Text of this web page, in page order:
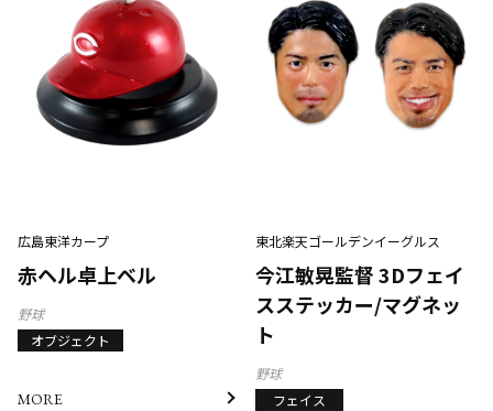
広島東洋カープ
赤ヘル卓上ベル
野球
オブジェクト
MORE
東北楽天ゴールデンイーグルス
今江敏晃監督 3Dフェイ
スステッカー/マグネッ
ト
野球
フェイス